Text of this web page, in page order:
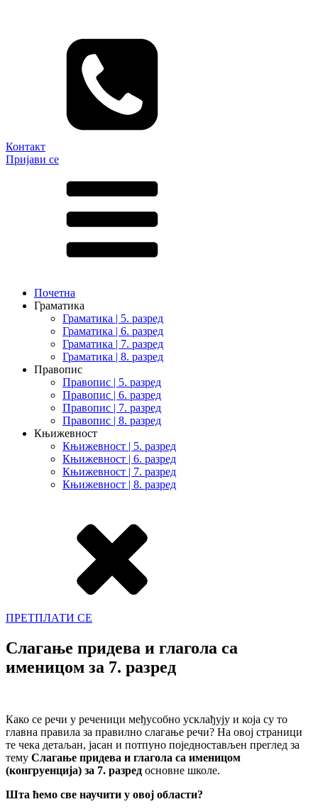
Контакт
Пријави се
Почетна
Граматика
Граматика | 5. разред
Граматика | 6. разред
Граматика | 7. разред
Граматика | 8. разред
Правопис
Правопис | 5. разред
Правопис | 6. разред
Правопис | 7. разред
Правопис | 8. разред
Књижевност
Књижевност | 5. разред
Књижевност | 6. разред
Књижевност | 7. разред
Књижевност | 8. разред
ПРЕТПЛАТИ СЕ
Слагање придева и глагола са
именицом за 7. разред
Како се речи у реченици међусобно усклађују и која су то
главна правила за правилно слагање речи? На овој страници
те чека детаљан, јасан и потпуно поједностављен преглед за
тему Слагање придева и глагола са именицом
(конгруенција) за 7. разред основне школе.
Шта ћемо све научити у овој области?